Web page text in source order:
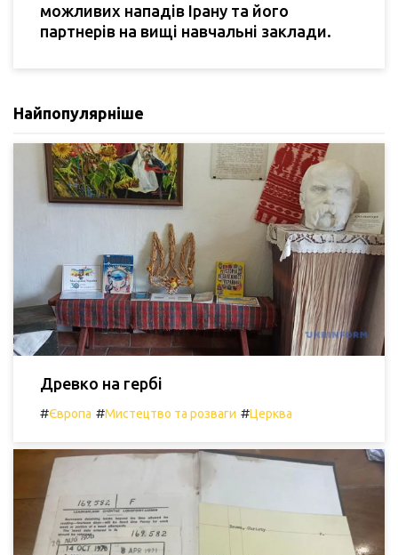
можливих нападів Ірану та його
партнерів на вищі навчальні заклади.
Найпопулярніше
Древко на гербі
#Європа #Мистецтво та розваги #Церква